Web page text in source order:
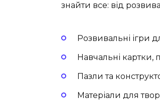
знайти все: від
Розвивальні ігри
Навчальні картки,
Пазли та
Матеріали для